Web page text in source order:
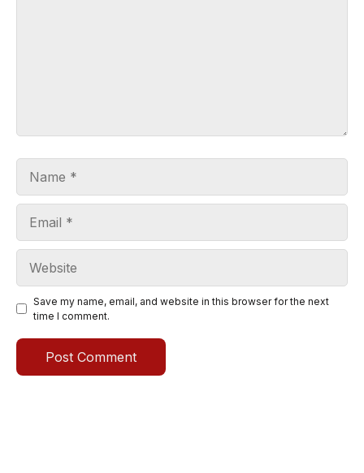
Save my name, email, and website in this browser for the next
time I comment.